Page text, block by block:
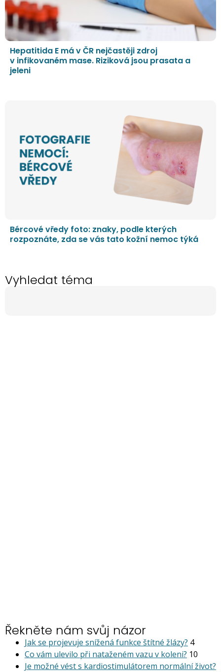
Hepatitida E má v ČR nejčastěji zdroj
v infikovaném mase. Riziková jsou prasata a
jeleni
Bércové vředy foto: znaky, podle kterých
rozpoznáte, zda se vás tato kožní nemoc týká
Vyhledat téma
Řekněte nám svůj názor
Jak se projevuje snížená funkce štítné žlázy? 4
Co vám ulevilo při nataženém vazu v koleni? 10
Je možné vést s kardiostimu­látorem normální život?